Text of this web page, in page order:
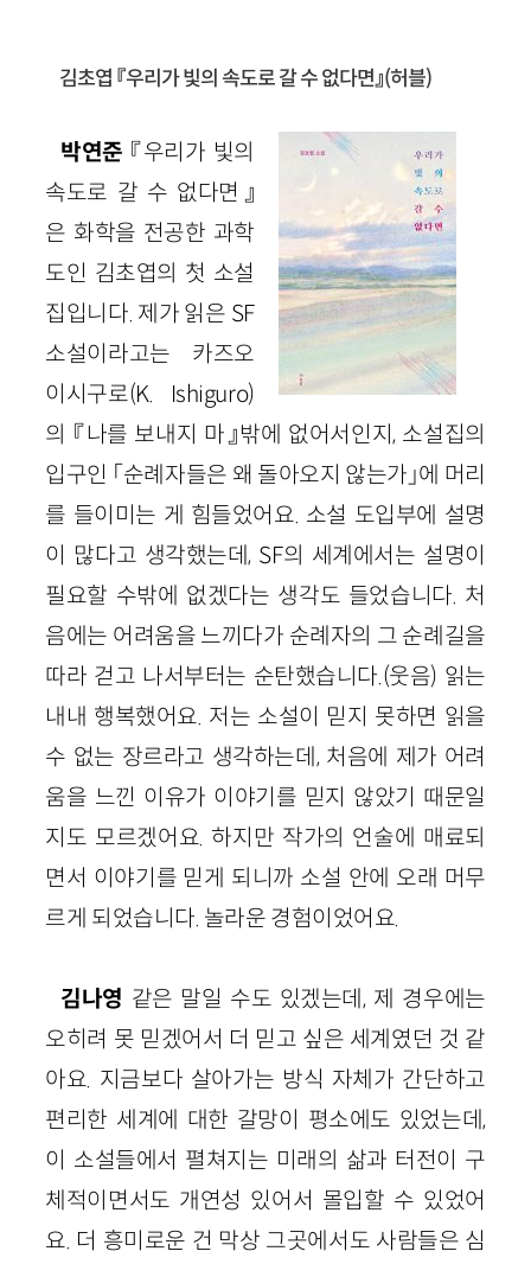
김초엽 『우리가 빛의 속도로 갈 수 없다면』(허블)
박연준 『우리가 빛의
속도로 갈 수 없다면』
은 화학을 전공한 과학
도인 김초엽의 첫 소설
집입니다. 제가 읽은 SF
소설이라고는 카즈오
이시구로(K. Ishiguro)
의 『나를 보내지 마』밖에 없어서인지, 소설집의
입구인 「순례자들은 왜 돌아오지 않는가」에 머리
를 들이미는 게 힘들었어요. 소설 도입부에 설명
이 많다고 생각했는데, SF의 세계에서는 설명이
필요할 수밖에 없겠다는 생각도 들었습니다. 처
음에는 어려움을 느끼다가 순례자의 그 순례길을
따라 걷고 나서부터는 순탄했습니다.(웃음) 읽는
내내 행복했어요. 저는 소설이 믿지 못하면 읽을
수 없는 장르라고 생각하는데, 처음에 제가 어려
움을 느낀 이유가 이야기를 믿지 않았기 때문일
지도 모르겠어요. 하지만 작가의 언술에 매료되
면서 이야기를 믿게 되니까 소설 안에 오래 머무
르게 되었습니다. 놀라운 경험이었어요.
김나영 같은 말일 수도 있겠는데, 제 경우에는
오히려 못 믿겠어서 더 믿고 싶은 세계였던 것 같
아요. 지금보다 살아가는 방식 자체가 간단하고
편리한 세계에 대한 갈망이 평소에도 있었는데,
이 소설들에서 펼쳐지는 미래의 삶과 터전이 구
체적이면서도 개연성 있어서 몰입할 수 있었어
요. 더 흥미로운 건 막상 그곳에서도 사람들은 심